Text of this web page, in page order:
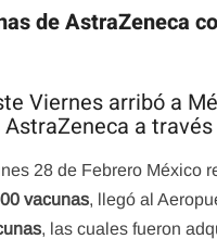
de AstraZeneca
Viernes arribó a
a
28 de Febrero México
vacunas, llegó al
, las cuales fueron